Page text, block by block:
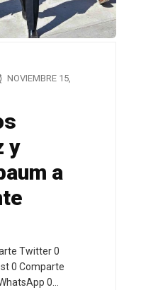
NOVIEMBRE 15,
y
a
Twitter 0
0 Comparte
0…